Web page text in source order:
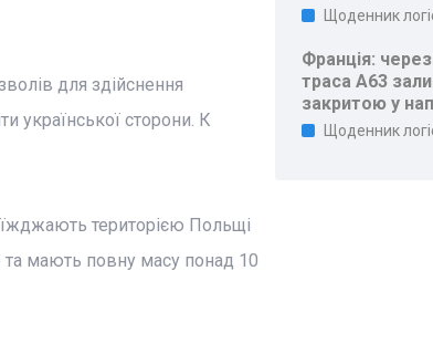
для здійснення
української сторони. К
територією Польщі
та мають повну масу понад 10
Щоденник
Франція:
траса A63
закритою у
Щоденник